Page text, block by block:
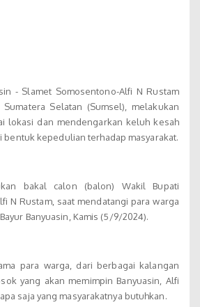
- Slamet Somosentono-Alfi N Rustam
Selatan (Sumsel), melakukan
lokasi dan mendengarkan keluh kesah
bentuk kepedulian terhadap masyarakat.
bakal calon (balon) Wakil Bupati
N Rustam, saat mendatangi para warga
Banyuasin, Kamis (5/9/2024).
para warga, dari berbagai kalangan
yang akan memimpin Banyuasin, Alfi
saja yang masyarakatnya butuhkan.